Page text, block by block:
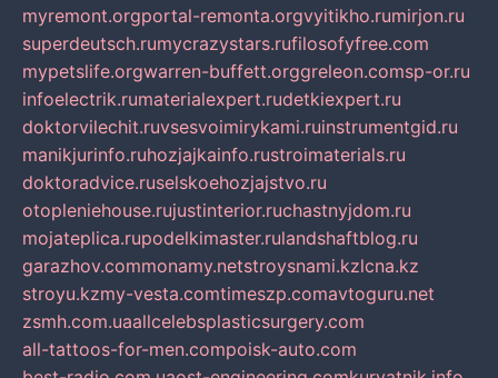
myremont.orgportal-remonta.orgvyitikho.rumirjon.ru
superdeutsch.rumycrazystars.rufilosofyfree.com
mypetslife.orgwarren-buffett.orggreleon.comsp-or.ru
infoelectrik.rumaterialexpert.rudetkiexpert.ru
doktorvilechit.ruvsesvoimirykami.ruinstrumentgid.ru
manikjurinfo.ruhozjajkainfo.rustroimaterials.ru
doktoradvice.ruselskoehozjajstvo.ru
otopleniehouse.rujustinterior.ruchastnyjdom.ru
mojateplica.rupodelkimaster.rulandshaftblog.ru
garazhov.commonamy.netstroysnami.kzlcna.kz
stroyu.kzmy-vesta.comtimeszp.comavtoguru.net
zsmh.com.uaallcelebsplasticsurgery.com
all-tattoos-for-men.compoisk-auto.com